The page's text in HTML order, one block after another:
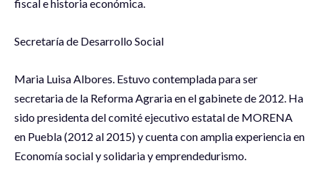
fiscal e historia económica.
Secretaría de Desarrollo Social
Maria Luisa Albores. Estuvo contemplada para ser
secretaria de la Reforma Agraria en el gabinete de 2012. Ha
sido presidenta del comité ejecutivo estatal de MORENA
en Puebla (2012 al 2015) y cuenta con amplia experiencia en
Economía social y solidaria y emprendedurismo.